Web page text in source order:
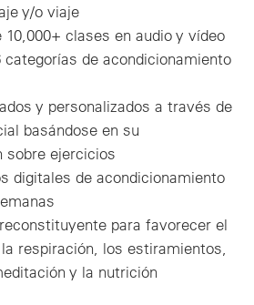
y/o viaje
clases en audio y vídeo
categorías de acondicionamiento
y personalizados a través de
basándose en su
sobre ejercicios
digitales de acondicionamiento
para favorecer el
respiración, los estiramientos,
y la nutrición